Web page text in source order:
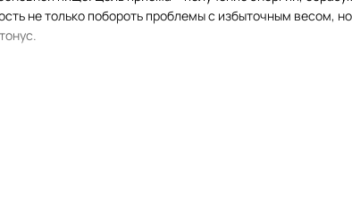
не только побороть проблемы с избыточным весом,